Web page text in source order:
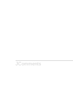
JComments